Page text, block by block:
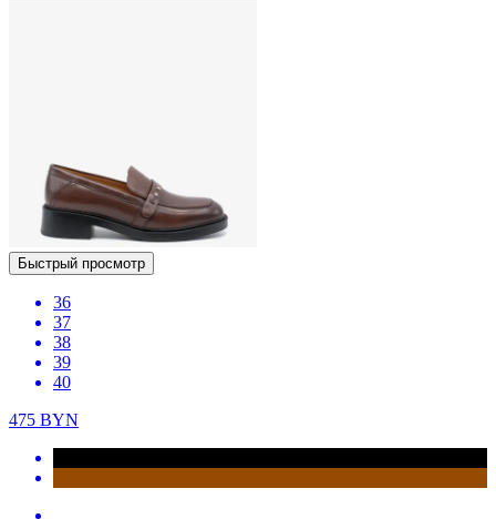
Быстрый просмотр
36
37
38
39
40
475 BYN